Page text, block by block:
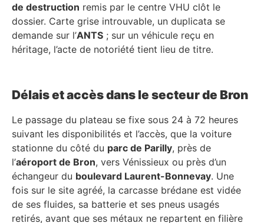
de destruction remis par le centre VHU clôt le
dossier. Carte grise introuvable, un duplicata se
demande sur l’ANTS ; sur un véhicule reçu en
héritage, l’acte de notoriété tient lieu de titre.
Délais et accès dans le secteur de Bron
Le passage du plateau se fixe sous 24 à 72 heures
suivant les disponibilités et l’accès, que la voiture
stationne du côté du parc de Parilly, près de
l’aéroport de Bron, vers Vénissieux ou près d’un
échangeur du boulevard Laurent-Bonnevay. Une
fois sur le site agréé, la carcasse brédane est vidée
de ses fluides, sa batterie et ses pneus usagés
retirés, avant que ses métaux ne repartent en filière